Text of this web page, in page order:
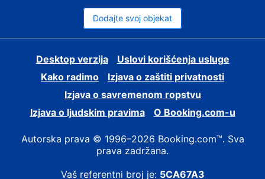
Dodajte svoj objekat
Desktop verzija
Uslovi korišćenja usluge
Kako radimo
Izjava o zaštiti privatnosti
Izjava o savremenom ropstvu
Izjava o ljudskim pravima
О Booking.com-u
Autorska prava © 1996–2026 Booking.com™. Sva
prava zadržana.
Vaš referentni broj je: 5CA67A3